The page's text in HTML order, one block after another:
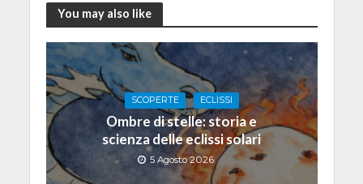
You may also like
SCOPERTE ECLISSI
Ombre di stelle: storia e
scienza delle eclissi solari
5 Agosto 2026